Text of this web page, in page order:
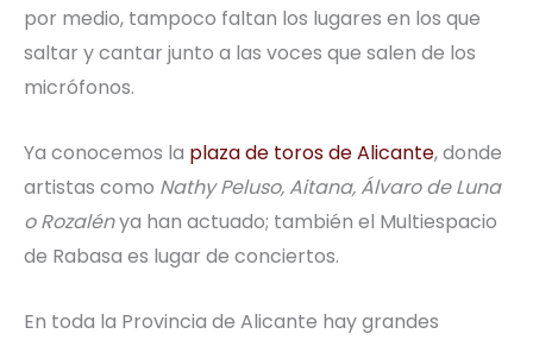
por medio, tampoco faltan los lugares en los que
saltar y cantar junto a las voces que salen de los
micrófonos.
Ya conocemos la plaza de toros de Alicante, donde
artistas como Nathy Peluso, Aitana, Álvaro de Luna
o Rozalénya han actuado; también el Multiespacio
de Rabasa es lugar de conciertos.
En toda la Provincia de Alicante hay grandes